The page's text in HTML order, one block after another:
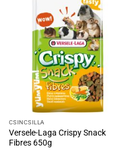
CSINCSILLA
Versele-Laga Crispy Snack
Fibres 650g